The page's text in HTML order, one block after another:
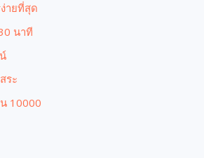
ายที่สุด
นาที
ระ
10000